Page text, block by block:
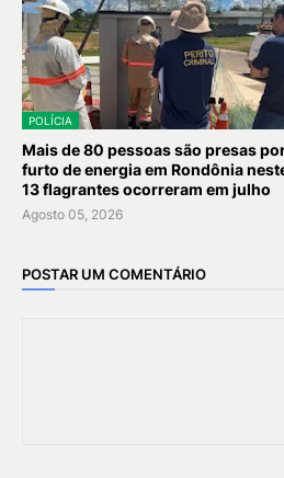
POLÍCIA
Mais de 80 pessoas são presas
furto de energia em Rondônia
13 flagrantes ocorreram em julho
Agosto 05, 2026
POSTAR UM COMENTÁRIO